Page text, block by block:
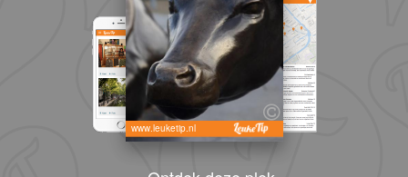
www.leuketip.nl